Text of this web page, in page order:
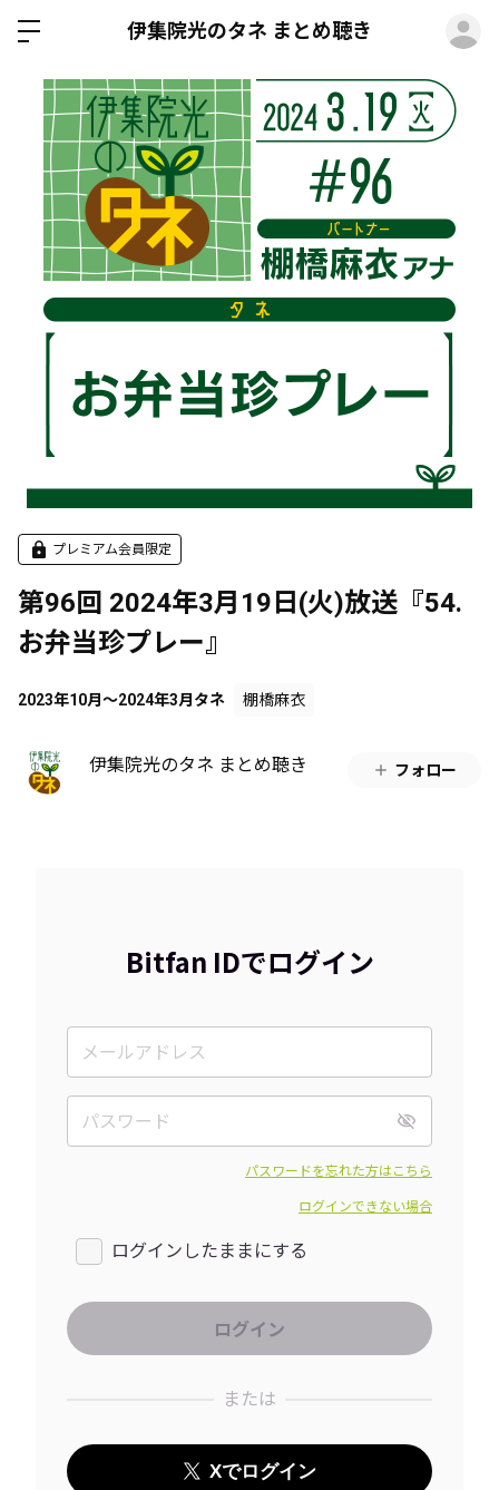
伊集院光のタネ まとめ聴き
プレミアム会員限定
第96回 2024年3月19日(火)放送『54.
お弁当珍プレー』
2023年10月～2024年3月タネ 棚橋麻衣
伊集院光のタネ まとめ聴き フォロー
Bitfan IDでログイン
パスワードを忘れた方はこちら
ログインできない場合
ログインしたままにする
または
Xでログイン